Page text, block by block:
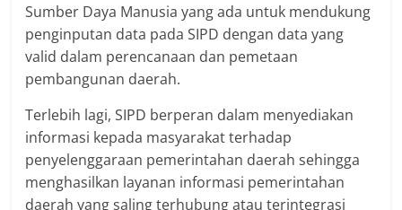
Sumber Daya Manusia yang ada untuk mendukung
penginputan data pada SIPD dengan data yang
valid dalam perencanaan dan pemetaan
pembangunan daerah.
Terlebih lagi, SIPD berperan dalam menyediakan
informasi kepada masyarakat terhadap
penyelenggaraan pemerintahan daerah sehingga
menghasilkan layanan informasi pemerintahan
daerah yang saling terhubung atau terintegrasi